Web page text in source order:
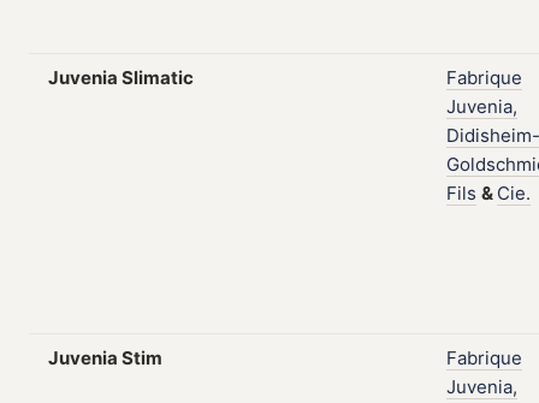
Juvenia Slimatic
Fabrique
Juvenia,
Didisheim-
Fils & Cie.
Juvenia Stim
Fabrique
Juvenia,